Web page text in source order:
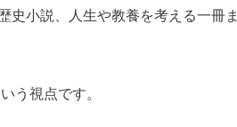
史小説、人生や教養を考える一冊ま
う視点です。